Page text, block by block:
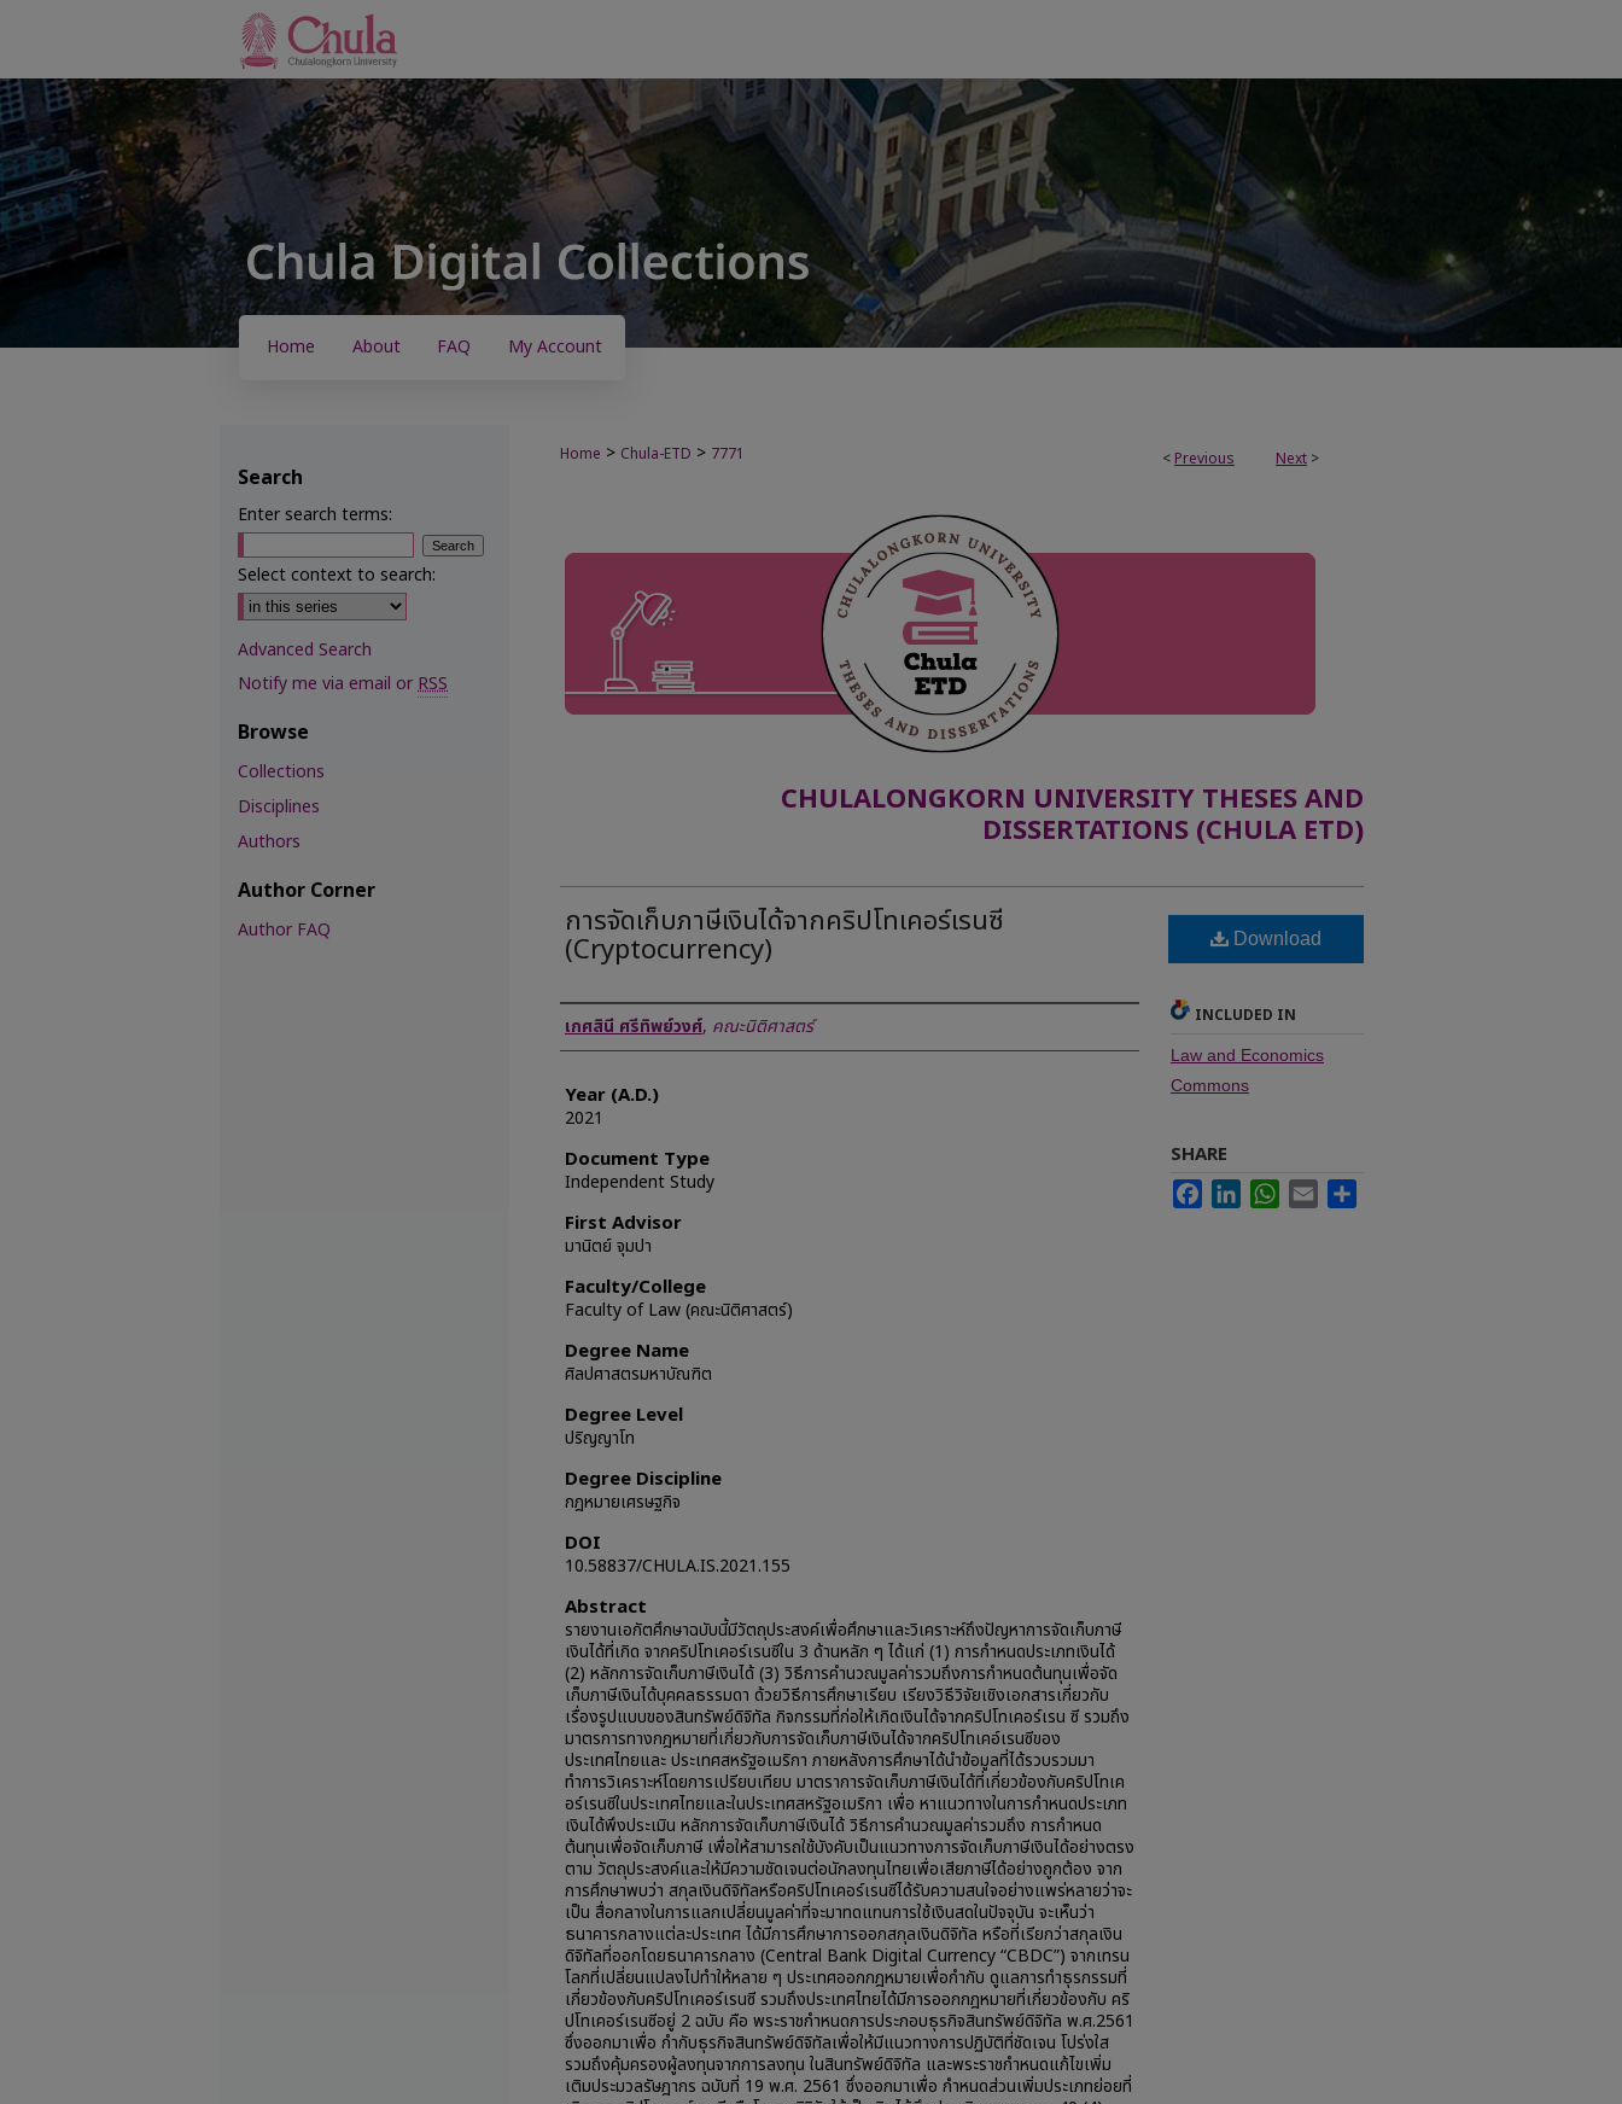
Home About FAQ My Account
< Previous Next >
Home > Chula-ETD > 7771
CHULALONGKORN UNIVERSITY THESES AND
DISSERTATIONS (CHULA ETD)
การจัดเก็บภาษีเงินได้จากคริปโทเคอร์เรนซี
(Cryptocurrency)
Author
เกศสินี ศรีทิพย์วงศ์, คณะนิติศาสตร์
Year (A.D.)
2021
Document Type
Independent Study
First Advisor
มานิตย์ จุมปา
Faculty/College
Faculty of Law (คณะนิติศาสตร์)
Degree Name
ศิลปศาสตรมหาบัณฑิต
Degree Level
ปริญญาโท
Degree Discipline
กฎหมายเศรษฐกิจ
DOI
10.58837/CHULA.IS.2021.155
Abstract
รายงานเอกัตศึกษาฉบับนี้มีวัตถุประสงค์เพื่อศึกษาและวิเคราะห์ถึงปัญหาการจัดเก็บภาษี
เงินได้ที่เกิด จากคริปโทเคอร์เรนซีใน 3 ด้านหลัก ๆ ได้แก่ (1) การกำหนดประเภทเงินได้
(2) หลักการจัดเก็บภาษีเงินได้ (3) วิธีการคำนวณมูลค่ารวมถึงการกำหนดต้นทุนเพื่อจัด
เก็บภาษีเงินได้บุคคลธรรมดา ด้วยวิธีการศึกษาเรียบ เรียงวิธีวิจัยเชิงเอกสารเกี่ยวกับ
เรื่องรูปแบบของสินทรัพย์ดิจิทัล กิจกรรมที่ก่อให้เกิดเงินได้จากคริปโทเคอร์เรน ซี รวมถึง
มาตรการทางกฎหมายที่เกี่ยวกับการจัดเก็บภาษีเงินได้จากคริปโทเคอ์เรนซีของ
ประเทศไทยและ ประเทศสหรัฐอเมริกา ภายหลังการศึกษาได้นำข้อมูลที่ได้รวบรวมมา
ทำการวิเคราะห์โดยการเปรียบเทียบ มาตราการจัดเก็บภาษีเงินได้ที่เกี่ยวข้องกับคริปโทเค
อร์เรนซีในประเทศไทยและในประเทศสหรัฐอเมริกา เพื่อ หาแนวทางในการกำหนดประเภท
เงินได้พึงประเมิน หลักการจัดเก็บภาษีเงินได้ วิธีการคำนวณมูลค่ารวมถึง การกำหนด
ต้นทุนเพื่อจัดเก็บภาษี เพื่อให้สามารถใช้บังคับเป็นแนวทางการจัดเก็บภาษีเงินได้อย่างตรง
ตาม วัตถุประสงค์และให้มีความชัดเจนต่อนักลงทุนไทยเพื่อเสียภาษีได้อย่างถูกต้อง จาก
การศึกษาพบว่า สกุลเงินดิจิทัลหรือคริปโทเคอร์เรนซีได้รับความสนใจอย่างแพร่หลายว่าจะ
เป็น สื่อกลางในการแลกเปลี่ยนมูลค่าที่จะมาทดแทนการใช้เงินสดในปัจจุบัน จะเห็นว่า
ธนาคารกลางแต่ละประเทศ ได้มีการศึกษาการออกสกุลเงินดิจิทัล หรือที่เรียกว่าสกุลเงิน
ดิจิทัลที่ออกโดยธนาคารกลาง (Central Bank Digital Currency “CBDC”) จากเทรน
โลกที่เปลี่ยนแปลงไปทำให้หลาย ๆ ประเทศออกกฎหมายเพื่อกำกับ ดูแลการทำธุรกรรมที่
เกี่ยวข้องกับคริปโทเคอร์เรนซี รวมถึงประเทศไทยได้มีการออกกฎหมายที่เกี่ยวข้องกับ คริ
ปโทเคอร์เรนซีอยู่ 2 ฉบับ คือ พระราชกำหนดการประกอบธุรกิจสินทรัพย์ดิจิทัล พ.ศ.2561
ซึ่งออกมาเพื่อ กำกับธุรกิจสินทรัพย์ดิจิทัลเพื่อให้มีแนวทางการปฏิบัติที่ชัดเจน โปร่งใส
รวมถึงคุ้มครองผู้ลงทุนจากการลงทุน ในสินทรัพย์ดิจิทัล และพระราชกำหนดแก้ไขเพิ่ม
เติมประมวลรัษฎากร ฉบับที่ 19 พ.ศ. 2561 ซึ่งออกมาเพื่อ กำหนดส่วนเพิ่มประเภทย่อยที่
Download
INCLUDED IN
Law and Economics
Commons
SHARE
FacebookLinkedInWhatsApp
Email
Search
Enter search terms:
Select context to search:
Advanced Search
Notify me via email orRSS
Browse
Collections
Disciplines
Authors
Author Corner
Author FAQ